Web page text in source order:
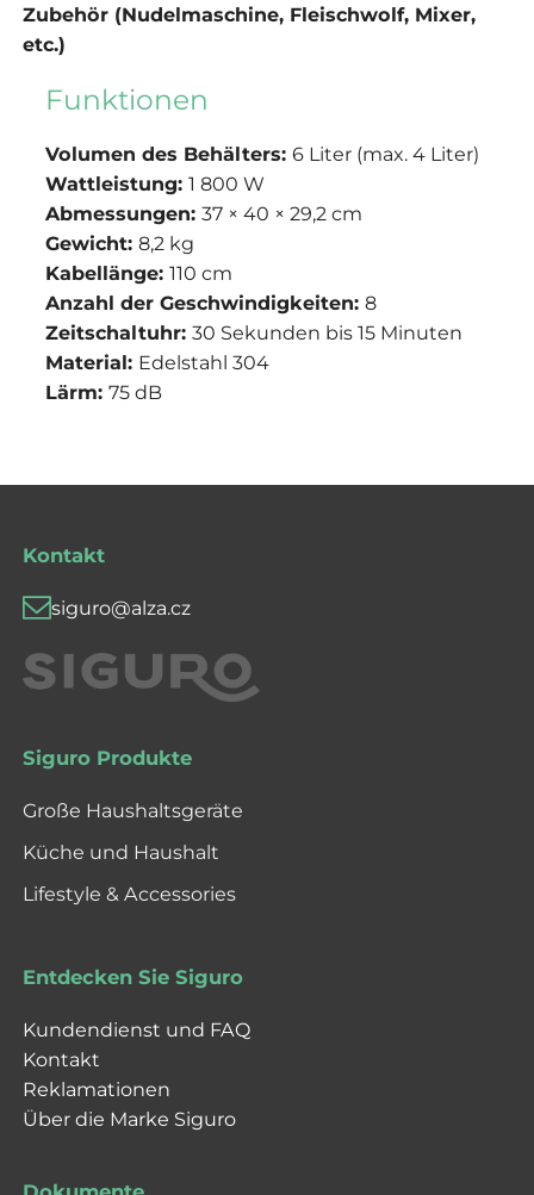
Zubehör (Nudelmaschine, Fleischwolf, Mixer,
etc.)
Funktionen
Volumen des Behälters: 6 Liter (max. 4 Liter)
Wattleistung: 1 800 W
Abmessungen: 37 × 40 × 29,2 cm
Gewicht: 8,2 kg
Kabellänge: 110 cm
Anzahl der Geschwindigkeiten: 8
Zeitschaltuhr: 30 Sekunden bis 15 Minuten
Material: Edelstahl 304
Lärm: 75 dB
Kontakt
siguro@alza.cz
Siguro Produkte
Große Haushaltsgeräte
Küche und Haushalt
Lifestyle & Accessories
Entdecken Sie Siguro
Kundendienst und FAQ
Kontakt
Reklamationen
Über die Marke Siguro